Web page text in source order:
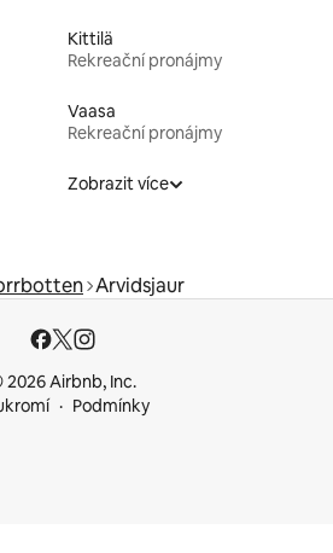
Kittilä
Rekreační pronájmy
Vaasa
Rekreační pronájmy
Zobrazit více
Arvidsjaur
2026 Airbnb, Inc.
Podmínky